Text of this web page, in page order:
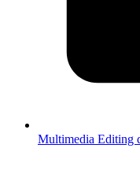
Multimedia Editing